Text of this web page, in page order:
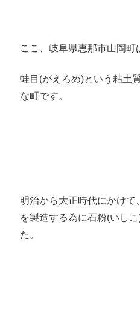
ここ、岐阜県恵那市山岡町
蛙目(がえろめ)という粘土
な町です。
明治から大正時代にかけ
を製造する為に石粉(いし
た。